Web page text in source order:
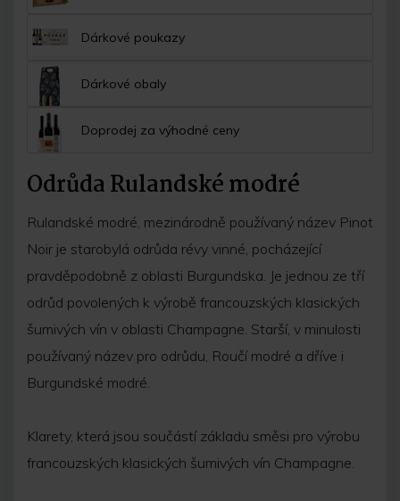
Dárkové poukazy
Dárkové obaly
Doprodej za výhodné ceny
Odrůda Rulandské modré
Rulandské modré, mezinárodně používaný název Pinot
Noir je starobylá odrůda révy vinné, pocházející
pravděpodobně z oblasti Burgundska. Je jednou ze tří
odrůd povolených k výrobě francouzských klasických
šumivých vín v oblasti Champagne. Starší, v minulosti
používaný název pro odrůdu, Roučí modré a dříve i
Burgundské modré.
Klarety, která jsou součástí základu směsi pro výrobu
francouzských klasických šumivých vín Champagne.